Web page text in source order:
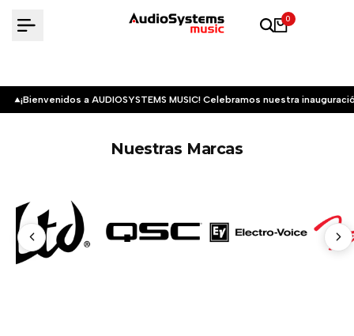
0
¡Bienvenidos a AUDIOSYSTEMS MUSIC! Celebramos nuestra
Nuestras Marcas